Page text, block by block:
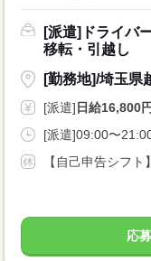
[派遣]ドライバ
移転・引越し
[勤務地]/埼玉県
[派遣] 日給16,800
[派遣]09:00〜
応